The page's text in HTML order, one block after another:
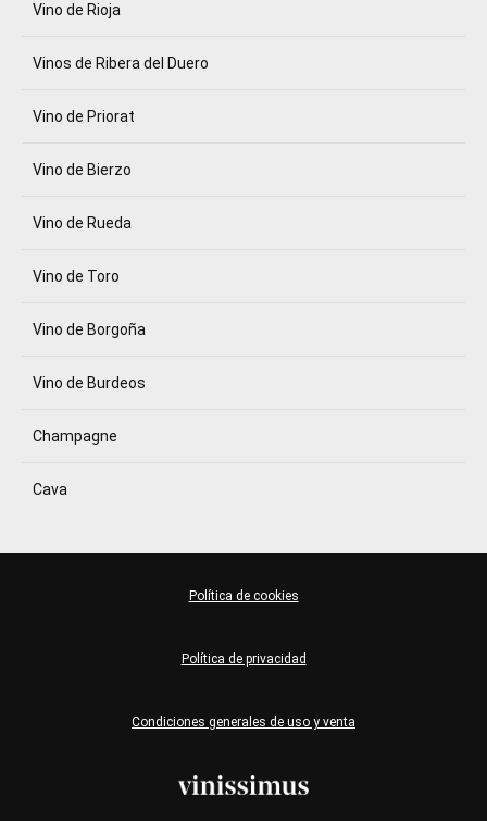
Vino de Rioja
Vinos de Ribera del Duero
Vino de Priorat
Vino de Bierzo
Vino de Rueda
Vino de Toro
Vino de Borgoña
Vino de Burdeos
Champagne
Cava
Condiciones generales de uso y venta
Política de privacidad
Política de cookies